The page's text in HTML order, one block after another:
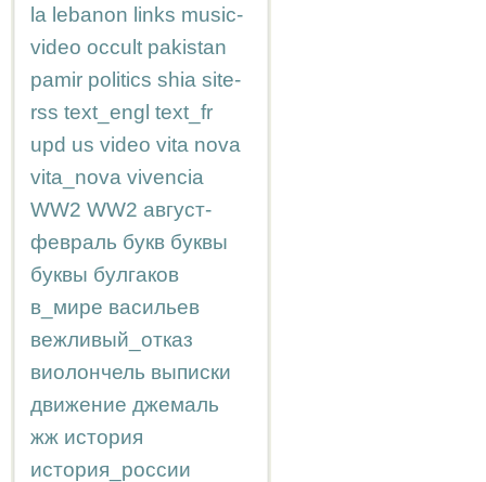
la lebanon links music-
video occult pakistan
pamir politics shia site-
rss text_engl text_fr
upd us video vita nova
vita_nova vivencia
WW2 WW2 август-
февраль букв буквы
буквы булгаков
в_мире васильев
вежливый_отказ
виолончель выписки
движение джемаль
жж история
история_россии